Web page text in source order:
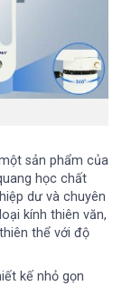
sản phẩm của
học chất
dư và chuyên
kính thiên văn,
thể với độ
kế nhỏ gọn